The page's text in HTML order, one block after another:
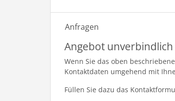
Anfragen
Angebot
Wenn Sie das oben
Kontaktdaten umgehend mit
Füllen Sie dazu das